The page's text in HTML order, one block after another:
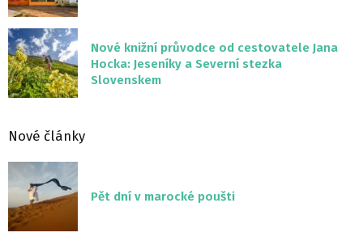
Nové knižní průvodce od cestovatele Jana
Hocka: Jeseníky a Severní stezka
Slovenskem
Nové články
Pět dní v marocké poušti